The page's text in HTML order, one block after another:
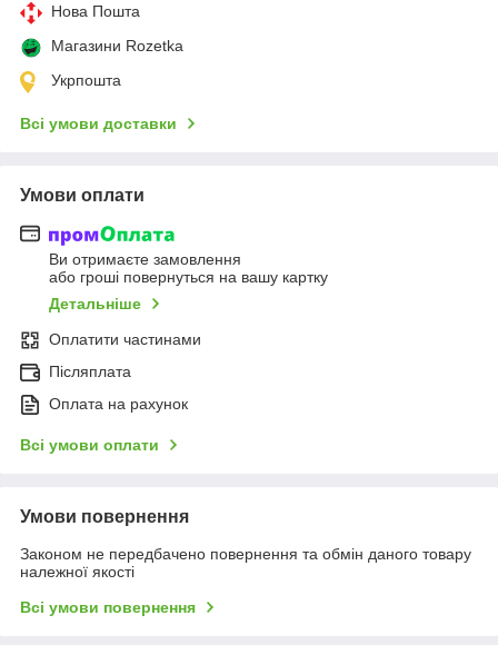
Нова Пошта
Магазини Rozetka
Укрпошта
Всі умови доставки
Умови оплати
Ви отримаєте замовлення
або гроші повернуться на вашу картку
Детальніше
Оплатити частинами
Післяплата
Оплата на рахунок
Всі умови оплати
Умови повернення
Законом не передбачено повернення та обмін даного товару
належної якості
Всі умови повернення